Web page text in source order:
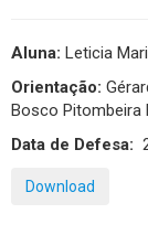
Aluna: Leticia
Orientação:
Bosco Pitombeira
Data de Defesa:
Download